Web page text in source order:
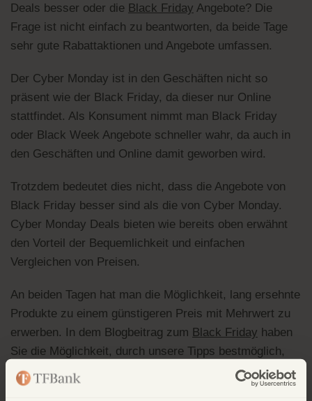
Deals besser oder die Black Friday Angebote? Die
Frage ist nicht einfach zu beantworten, da beide Tage
sehr gute Rabattaktionen und Angebote umfassen.
Der Cyber Monday ist in den Geschäften nicht so
präsent wie der Black Friday, da dieser nur Online
stattfindet. Als Konsument nimmt man Black Friday
oder Black Week Angebote schneller wahr, da auch in
den Geschäften und Online damit geworben wird.
Trotzdem bedeutet dies nicht, dass die Angebote von
Black Friday besser sind als die von Cyber Monday.
Cyber Monday Deals bieten wie bereits oben erwähnt
den Vorteil der Bequemlichkeit und einfachen
Vergleichen von Preisen.
An beiden Tagen hat man die Möglichkeit, lang ersehnte
Produkte zu einem günstigeren Preis mit Mehrwert zu
erwerben. In dem Blogbeitrag zum Black Friday haben
Sie die Möglichkeit, durch unsere Tipps bestmöglich,
sich auf beide Tage vorzubereiten.